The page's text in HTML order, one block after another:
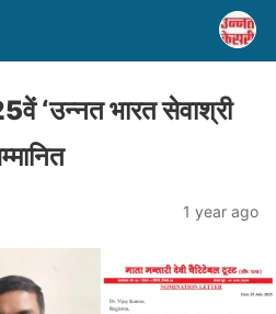
‘उन्नत भारत सेवाश्री
1 year ago